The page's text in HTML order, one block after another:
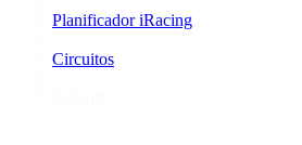
Planificador iRacing
Circuitos